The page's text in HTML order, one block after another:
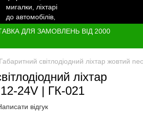
ДЛЯ ЗАМОВЛЕНЬ ВІД 2000
Габаритний світлодіодний ліхтар жовтий
ліхтар
24V | ГК-021
відгук